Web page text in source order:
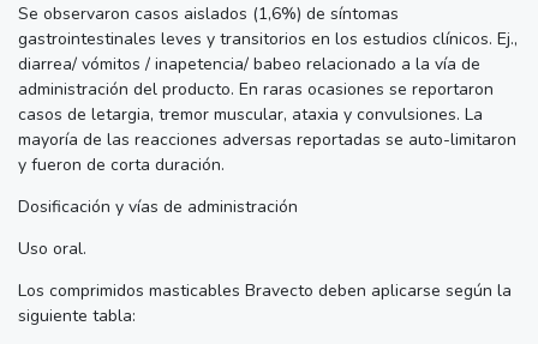
Se observaron casos aislados (1,6%) de síntomas
gastrointestinales leves y transitorios en los estudios clínicos. Ej.,
diarrea/ vómitos / inapetencia/ babeo relacionado a la vía de
administración del producto. En raras ocasiones se reportaron
casos de letargia, tremor muscular, ataxia y convulsiones. La
mayoría de las reacciones adversas reportadas se auto-limitaron
y fueron de corta duración.
Dosificación y vías de administración
Uso oral.
Los comprimidos masticables Bravecto deben aplicarse según la
siguiente tabla: